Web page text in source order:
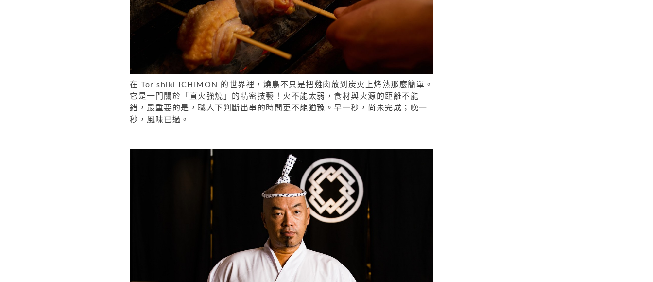
在 Torishiki ICHIMON 的世界裡，燒鳥不只是把雞肉放到炭火上烤熟那麼簡單。
它是一門關於「直火強燒」的精密技藝！火不能太弱，食材與火源的距離不能
錯，最重要的是，職人下判斷出串的時間更不能猶豫。早一秒，尚未完成；晚一
秒，風味已過。